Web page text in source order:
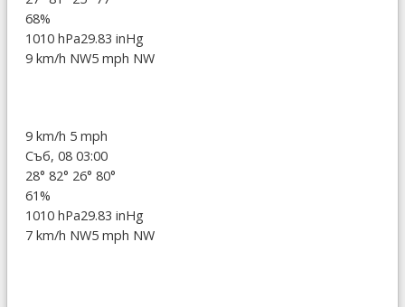
68%
1010 hPa29.83 inHg
9 km/h NW5 mph NW
9 km/h 5 mph
Съб, 08 03:00
28° 82° 26° 80°
61%
1010 hPa29.83 inHg
7 km/h NW5 mph NW